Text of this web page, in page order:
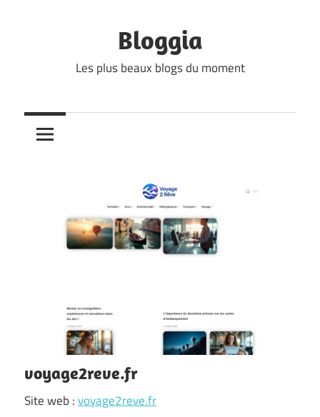
Bloggia
Les plus beaux blogs du moment
voyage2reve.fr
Site web :voyage2reve.fr